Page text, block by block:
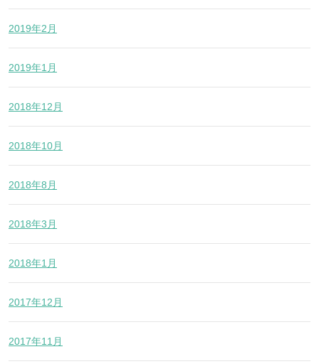
2019年2月
2019年1月
2018年12月
2018年10月
2018年8月
2018年3月
2018年1月
2017年12月
2017年11月